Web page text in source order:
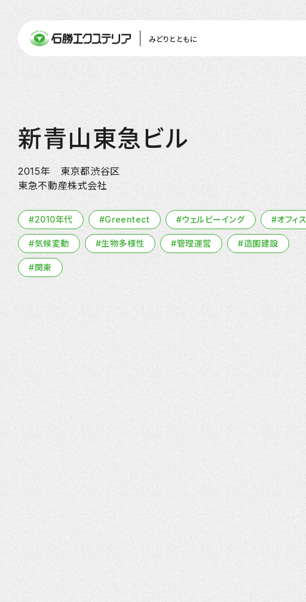
みどりとともに
新青山東急ビル
2015年 東京都渋谷区
東急不動産株式会社
#2010年代 #Greentect #ウェルビーイング #オフィス
#気候変動 #生物多様性 #管理運営 #造園建設
#関東